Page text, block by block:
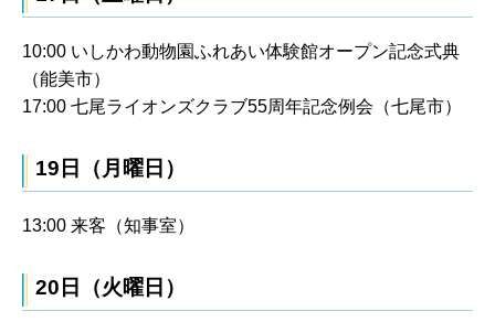
10:00 いしかわ動物園ふれあい体験館オープン記念式典
（能美市）
17:00 七尾ライオンズクラブ55周年記念例会（七尾市）
19日（月曜日）
13:00 来客（知事室）
20日（火曜日）